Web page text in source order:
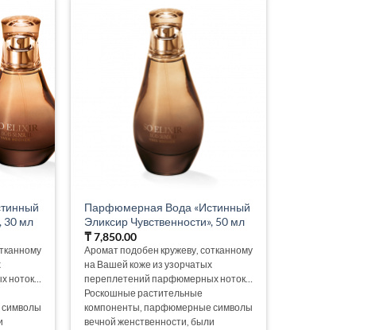
30 мл
ноток…
Парфюмерная Вода «Истинный
Эликсир Чувственности», 50 мл
₸7,850.00
Аромат подобен кружеву, сотканному
на Вашей коже из узорчатых
переплетений парфюмерных ноток…
Роскошные растительные
компоненты, парфюмерные символы
вечной женственности, были